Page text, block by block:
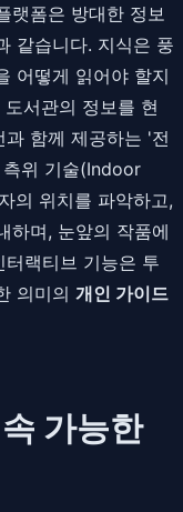
랫폼은 방대한 정보
같습니다. 지식은 풍
어떻게 읽어야 할지
서관의 정보를 현
함께 제공하는 '전
측위 기술(Indoor
의 위치를 파악하고,
하며, 눈앞의 작품에
랙티브 기능은 투
의미의 개인 가이드
가능한